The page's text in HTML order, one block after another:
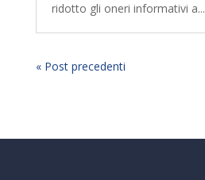
ridotto gli oneri informativi a...
« Post precedenti